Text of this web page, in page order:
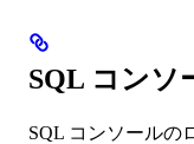
SQL コンソ
SQL コンソールの